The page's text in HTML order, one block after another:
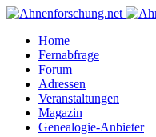
Home
Fernabfrage
Forum
Adressen
Veranstaltungen
Magazin
Genealogie-Anbieter